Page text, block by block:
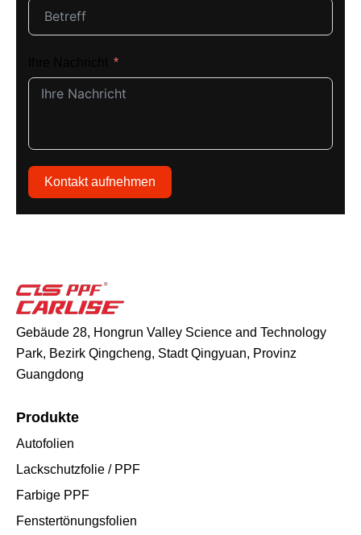
Kontakt aufnehmen
Gebäude 28, Hongrun Valley Science and Technology
Park, Bezirk Qingcheng, Stadt Qingyuan, Provinz
Guangdong
Produkte
Autofolien
Lackschutzfolie / PPF
Farbige PPF
Fenstertönungsfolien